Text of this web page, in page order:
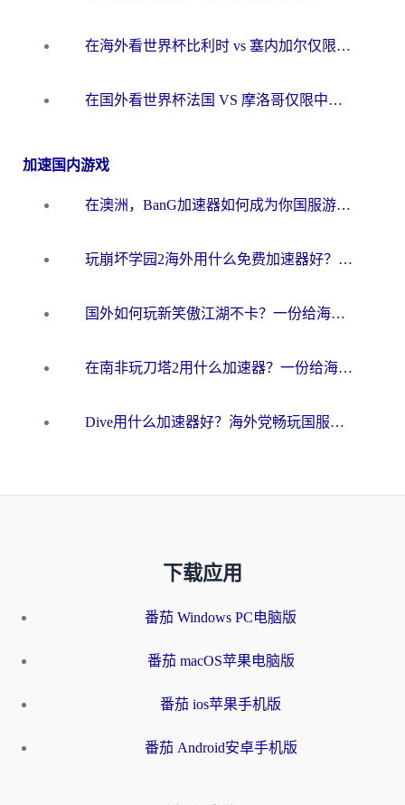
在海外看世界杯比利时 vs 塞内加尔仅限中国大陆？我找到了最流畅的中文解说之路
在国外看世界杯法国 VS 摩洛哥仅限中国大陆？海外党这样看中文解说赛事不卡顿
加速国内游戏
在澳洲，BanG加速器如何成为你国服游戏的“时光机”？
玩崩坏学园2海外用什么免费加速器好？2026海外党亲测国服游戏加速指南
国外如何玩新笑傲江湖不卡？一份给海外游子的终极网络指南
在南非玩刀塔2用什么加速器？一份给海外游子的终极生存指南
Dive用什么加速器好？海外党畅玩国服游戏的终极避坑指南
下载应用
番茄 Windows PC电脑版
番茄 macOS苹果电脑版
番茄 ios苹果手机版
番茄 Android安卓手机版